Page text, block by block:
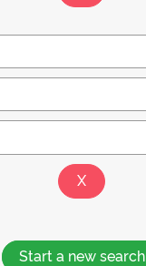
Start a new search